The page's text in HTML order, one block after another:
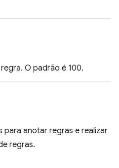
O padrão é 100.
para anotar regras e realizar
regras.